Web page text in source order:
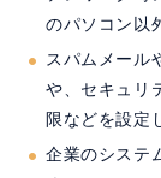
のパソコン以
スパムメール
や、セキュリ
限などを設定
企業のシステ